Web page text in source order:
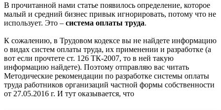
В прочитанной нами статье появилось определение, которое
малый и средний бизнес привык игнорировать, потому что не
использует. Это – система оплаты труда.
К сожалению, в Трудовом кодексе вы не найдете информацию
о видах систем оплаты труда, их применении и разработке (а
вот если прочтете ст. 126 ТК-2007, то в ней такую
информацию найдете). Поэтому отправляю вас читать
Методические рекомендации по разработке системы оплаты
труда работников организаций частной формы собственности
от 27.05.2016 г. И тут оказывается, что